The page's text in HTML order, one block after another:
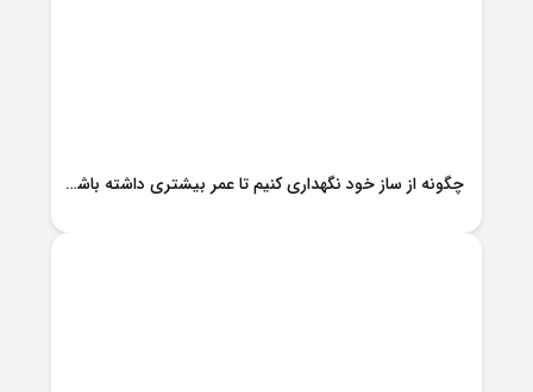
چگونه از ساز خود نگهداری کنیم تا عمر بیشتری داشته باشد؟